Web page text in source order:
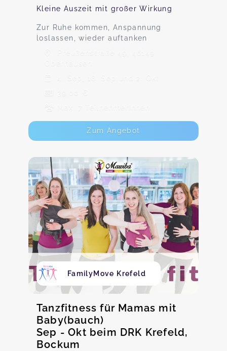
Kleine Auszeit mit großer Wirkung
Zur Ruhe kommen, Anspannung
loslassen, wieder auftanken
Preußenstraße 49, 46149
Oberhausen
4. Sep, 18. Sep und 2. Okt
39,00 €
Max. 7 TeilnehmerInnen
Zum Angebot
FamilyMove Krefeld
Tanzfitness für Mamas mit
Baby(bauch)
Sep - Okt beim DRK Krefeld,
Bockum